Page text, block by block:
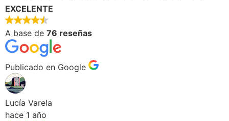
EXCELENTE
A base de 76 reseñas
Publicado en Google
Lucía Varela
hace 1 año